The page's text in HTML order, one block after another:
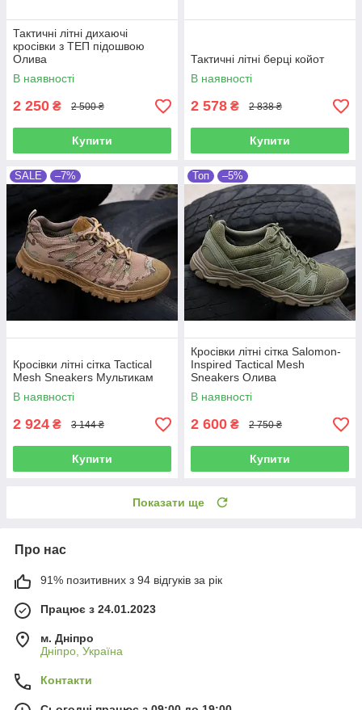
Тактичні літні дихаючі
кросівки з ТЕП підошвою
Олива
В наявності
2 250 ₴ 2 500 ₴
Купити
Тактичні літні берці койот
В наявності
2 578 ₴ 2 838 ₴
Купити
SALE –7%
Кросівки літні сітка Tactical
Mesh Sneakers Мультикам
В наявності
2 924 ₴ 3 144 ₴
Купити
Топ –5%
Кросівки літні сітка Salomon-
Inspired Tactical Mesh
Sneakers Олива
В наявності
2 600 ₴ 2 750 ₴
Купити
Показати ще
Про нас
91% позитивних з 94 відгуків за рік
Працює з 24.01.2023
м. Дніпро
Дніпро, Україна
Контакти